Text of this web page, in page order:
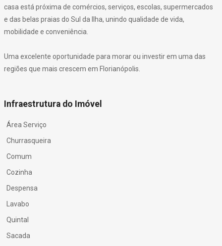
casa está próxima de comércios, serviços, escolas, supermercados
e das belas praias do Sul da Ilha, unindo qualidade de vida,
mobilidade e conveniência.
Uma excelente oportunidade para morar ou investir em uma das
regiões que mais crescem em Florianópolis.
Infraestrutura do Imóvel
Área Serviço
Churrasqueira
Comum
Cozinha
Despensa
Lavabo
Quintal
Sacada